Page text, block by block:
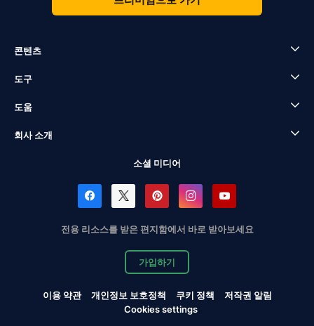
콘텐츠
도구
도움
회사 소개
소셜 미디어
전용 리소스를 받은 편지함에서 바로 받아보세요
가입하기
이용 약관 개인정보 보호정책 쿠키 정책
저작권 알림
Cookies settings